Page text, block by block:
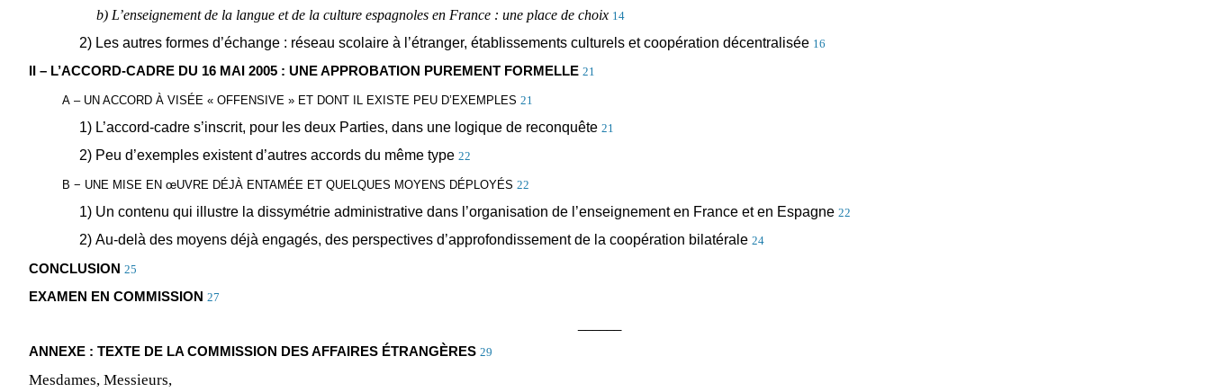
b) L’enseignement de la langue et de la culture espagnoles en France : une place de choix 14
2) Les autres formes d’échange : réseau scolaire à l’étranger, établissements culturels et coopération décentralisée 16
II – L’ACCORD-CADRE DU 16 MAI 2005 : UNE APPROBATION PUREMENT FORMELLE 21
A – UN ACCORD À VISÉE « OFFENSIVE » ET DONT IL EXISTE PEU D’EXEMPLES 21
1) L’accord-cadre s’inscrit, pour les deux Parties, dans une logique de reconquête 21
2) Peu d’exemples existent d’autres accords du même type 22
B − UNE MISE ENœUVRE DÉJÀ ENTAMÉE ET QUELQUES MOYENS DÉPLOYÉS 22
1) Un contenu qui illustre la dissymétrie administrative dans l’organisation de l’enseignement en France et en Espagne 22
2) Au-delà des moyens déjà engagés, des perspectives d’approfondissement de la coopération bilatérale 24
CONCLUSION 25
EXAMEN EN COMMISSION 27
ANNEXE : TEXTE DE LA COMMISSION DES AFFAIRES ÉTRANGÈRES 29
Mesdames, Messieurs,